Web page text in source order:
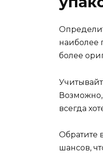
наиболее
более
Возможно,
всегда
Обратите
шансов,